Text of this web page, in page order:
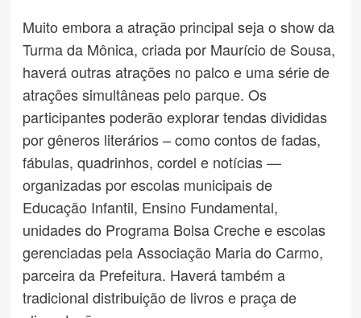
Muito embora a atração principal seja o show da
Turma da Mônica, criada por Maurício de Sousa,
haverá outras atrações no palco e uma série de
atrações simultâneas pelo parque. Os
participantes poderão explorar tendas divididas
por gêneros literários – como contos de fadas,
fábulas, quadrinhos, cordel e notícias —
organizadas por escolas municipais de
Educação Infantil, Ensino Fundamental,
unidades do Programa Bolsa Creche e escolas
gerenciadas pela Associação Maria do Carmo,
parceira da Prefeitura. Haverá também a
tradicional distribuição de livros e praça de